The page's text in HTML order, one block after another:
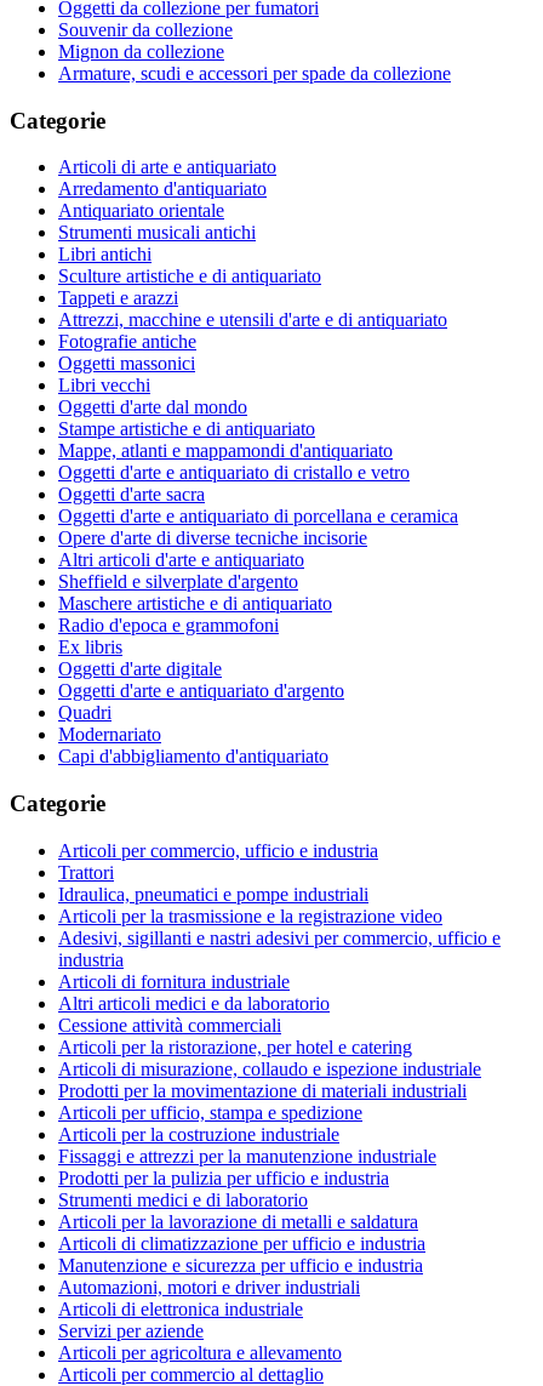
Oggetti da collezione per fumatori
Souvenir da collezione
Mignon da collezione
Armature, scudi e accessori per spade da collezione
Categorie
Articoli di arte e antiquariato
Arredamento d'antiquariato
Antiquariato orientale
Strumenti musicali antichi
Libri antichi
Sculture artistiche e di antiquariato
Tappeti e arazzi
Attrezzi, macchine e utensili d'arte e di antiquariato
Fotografie antiche
Oggetti massonici
Libri vecchi
Oggetti d'arte dal mondo
Stampe artistiche e di antiquariato
Mappe, atlanti e mappamondi d'antiquariato
Oggetti d'arte e antiquariato di cristallo e vetro
Oggetti d'arte sacra
Oggetti d'arte e antiquariato di porcellana e ceramica
Opere d'arte di diverse tecniche incisorie
Altri articoli d'arte e antiquariato
Sheffield e silverplate d'argento
Maschere artistiche e di antiquariato
Radio d'epoca e grammofoni
Ex libris
Oggetti d'arte digitale
Oggetti d'arte e antiquariato d'argento
Quadri
Modernariato
Capi d'abbigliamento d'antiquariato
Categorie
Articoli per commercio, ufficio e industria
Trattori
Idraulica, pneumatici e pompe industriali
Articoli per la trasmissione e la registrazione video
Adesivi, sigillanti e nastri adesivi per commercio, ufficio e
industria
Articoli di fornitura industriale
Altri articoli medici e da laboratorio
Cessione attività commerciali
Articoli per la ristorazione, per hotel e catering
Articoli di misurazione, collaudo e ispezione industriale
Prodotti per la movimentazione di materiali industriali
Articoli per ufficio, stampa e spedizione
Articoli per la costruzione industriale
Fissaggi e attrezzi per la manutenzione industriale
Prodotti per la pulizia per ufficio e industria
Strumenti medici e di laboratorio
Articoli per la lavorazione di metalli e saldatura
Articoli di climatizzazione per ufficio e industria
Manutenzione e sicurezza per ufficio e industria
Automazioni, motori e driver industriali
Articoli di elettronica industriale
Servizi per aziende
Articoli per agricoltura e allevamento
Articoli per commercio al dettaglio